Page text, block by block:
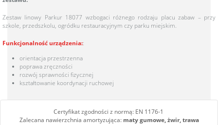
Zestaw linowy Parkur 18077 wzbogaci różnego rodzaju placu zabaw – przy
szkole, przedszkolu, ogródku restauracyjnym czy parku miejskim.
Funkcjonalność urządzenia::
orientacja przestrzenna
poprawa zręczności
rozwój sprawności fizycznej
kształtowanie koordynacji ruchowej
Certyfikat zgodności z normą: EN 1176-1
Zalecana nawierzchnia amortyzująca: maty gumowe, żwir, trawa